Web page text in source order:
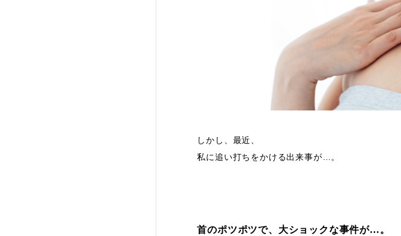
しかし、最近、
私に追い打ちをかける出来事が…。
首のポツポツで、大ショックな事件が…。